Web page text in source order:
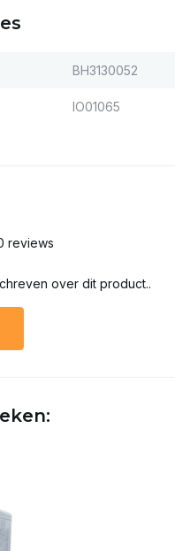
BH3130052
IO01065
reviews
over dit product..